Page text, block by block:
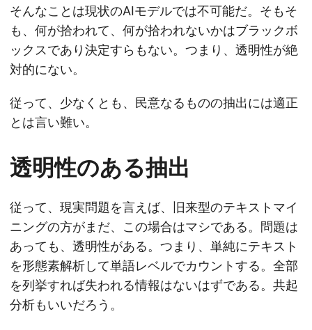
そんなことは現状のAIモデルでは不可能だ。そもそ
も、何が拾われて、何が拾われないかはブラックボ
ックスであり決定すらもない。つまり、透明性が絶
対的にない。
従って、少なくとも、民意なるものの抽出には適正
とは言い難い。
透明性のある抽出
従って、現実問題を言えば、旧来型のテキストマイ
ニングの方がまだ、この場合はマシである。問題は
あっても、透明性がある。つまり、単純にテキスト
を形態素解析して単語レベルでカウントする。全部
を列挙すれば失われる情報はないはずである。共起
分析もいいだろう。